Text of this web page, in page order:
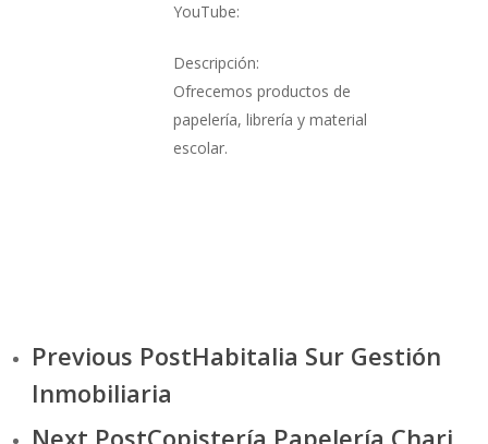
YouTube:
Descripción:
Ofrecemos productos de
papelería, librería y material
escolar.
Previous PostHabitalia Sur Gestión
Inmobiliaria
Next PostCopistería Papelería Chari